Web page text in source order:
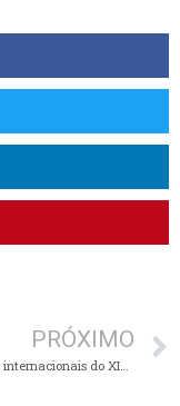
PRÓXIMO
Convidados internacionais do XIV Ciepe visitam CINF e trocam experiências sobre inovação